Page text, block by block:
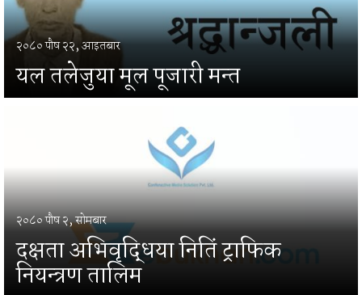
२०८० पौष २२, आइतबार
यल तलेजुया मूल पूजारी मन्त
२०८० पौष २, सोमबार
दक्षता अभिवृद्धिया नितिं ट्राफिक
नियन्त्रण तालिम